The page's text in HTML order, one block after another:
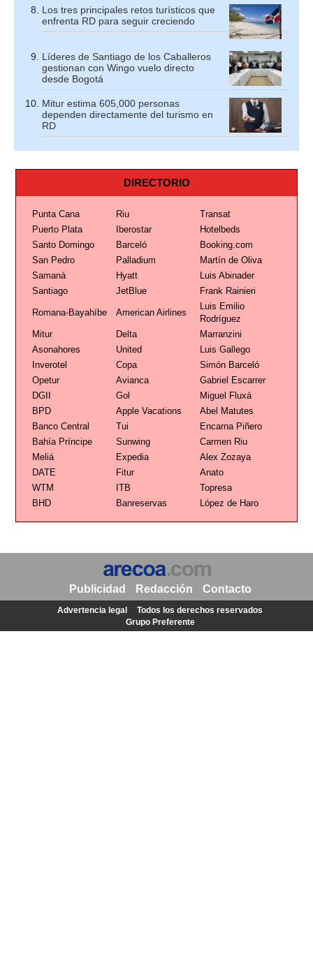
Los tres principales retos turísticos que
enfrenta RD para seguir creciendo
Líderes de Santiago de los Caballeros
gestionan con Wingo vuelo directo
desde Bogotá
Mitur estima 605,000 personas
dependen directamente del turismo en
RD
DIRECTORIO
Punta Cana Riu
Transat
Puerto Plata
Iberostar
Hotelbeds
Santo Domingo
Barceló
Booking.com
San Pedro
Palladium
Martín de Oliva
Samaná
Hyatt
Luis Abinader
Santiago
JetBlue Frank Rainieri
Romana-Bayahíbe American Airlines
Luis Emilio
Rodríguez
Mitur
Delta
Marranzini
Asonahores
United
Luis Gallego
Inverotel
Copa
Simón Barceló
Opetur
Avianca
Gabriel Escarrer
DGII
Gol
Miguel Fluxá
BPD
Apple Vacations
Abel Matutes
Banco Central
Tui
Encarna Piñero
Bahía Príncipe
Sunwing
Carmen Riu
Meliá
Expedia
Alex Zozaya
DATE
Fitur
Anato
WTM
ITB
Topresa
BHD
Banreservas López de Haro
Publicidad Redacción Contacto
Advertencia legal
Todos los derechos reservados
Grupo Preferente